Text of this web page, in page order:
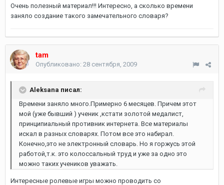
Очень полезный материал!!! Интересно, а сколько времени
заняло создание такого замечательного словаря?
tam
Опубликовано: 28 сентября, 2009
Aleksana писал:
Времени заняло много.Примерно 6 месяцев. Причем этот
мой (уже бывший ) ученик ,кстати золотой медалист,
принципиальный противник интернета. Все материалы
искал в разных словарях. Потом все это набирал.
Конечно,это не электронный словарь. Но я горжусь этой
работой,т.к. это колоссальный труд и уже за одно это
можно таких учеников уважать.
Интересные ролевые игры можно проводить со